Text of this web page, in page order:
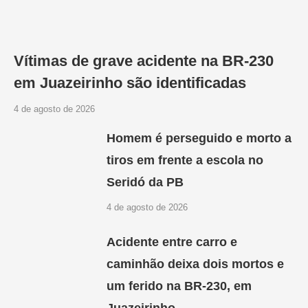
Vítimas de grave acidente na BR-230
em Juazeirinho são identificadas
4 de agosto de 2026
Homem é perseguido e morto a
tiros em frente a escola no
Seridó da PB
4 de agosto de 2026
Acidente entre carro e
caminhão deixa dois mortos e
um ferido na BR-230, em